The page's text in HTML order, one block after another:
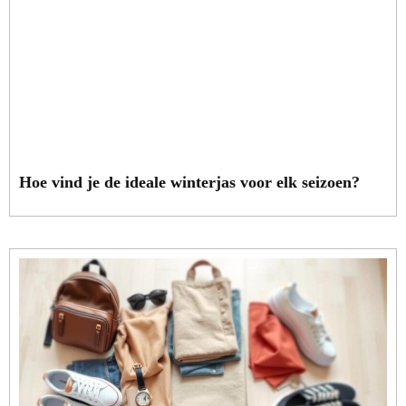
Hoe vind je de ideale winterjas voor elk seizoen?